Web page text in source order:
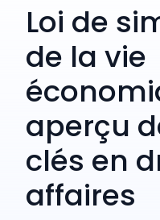
Loi de
de la vie
aperçu
clés en
affaires